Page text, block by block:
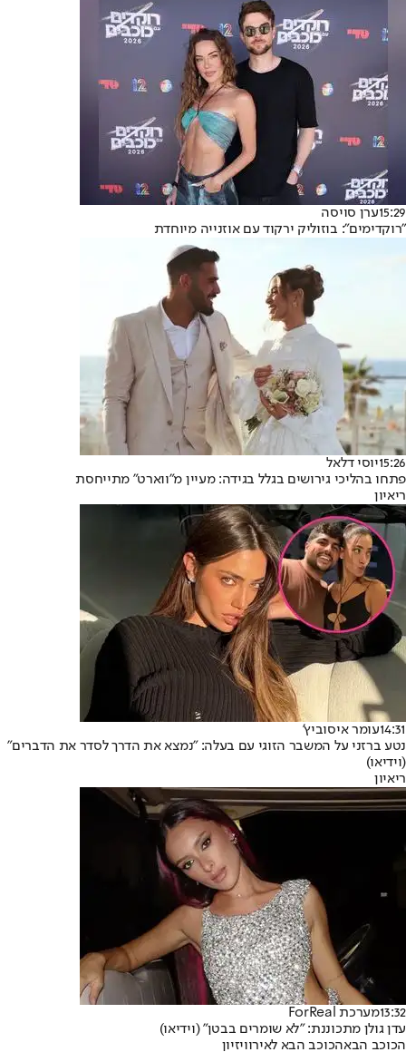
15:29ערן סויסה
"רוקדימים": בוזוליק ירקוד עם אוזנייה מיוחדת
15:26יוסי דלאל
פתחו בהליכי גירושים בגלל בגידה: מעיין מ"ווארט" מתייחסת
ריאיון
14:31עומר איסוביץ'
נטע ברזני על המשבר הזוגי עם בעלה: "נמצא את הדרך לסדר את הדברים"
(וידיאו)
ריאיון
13:32מערכת ForReal
עדן גולן מתכוננת: "לא שומרים בבטן" (וידיאו)
הכוכב הבאהכוכב הבא לאירוויזיון